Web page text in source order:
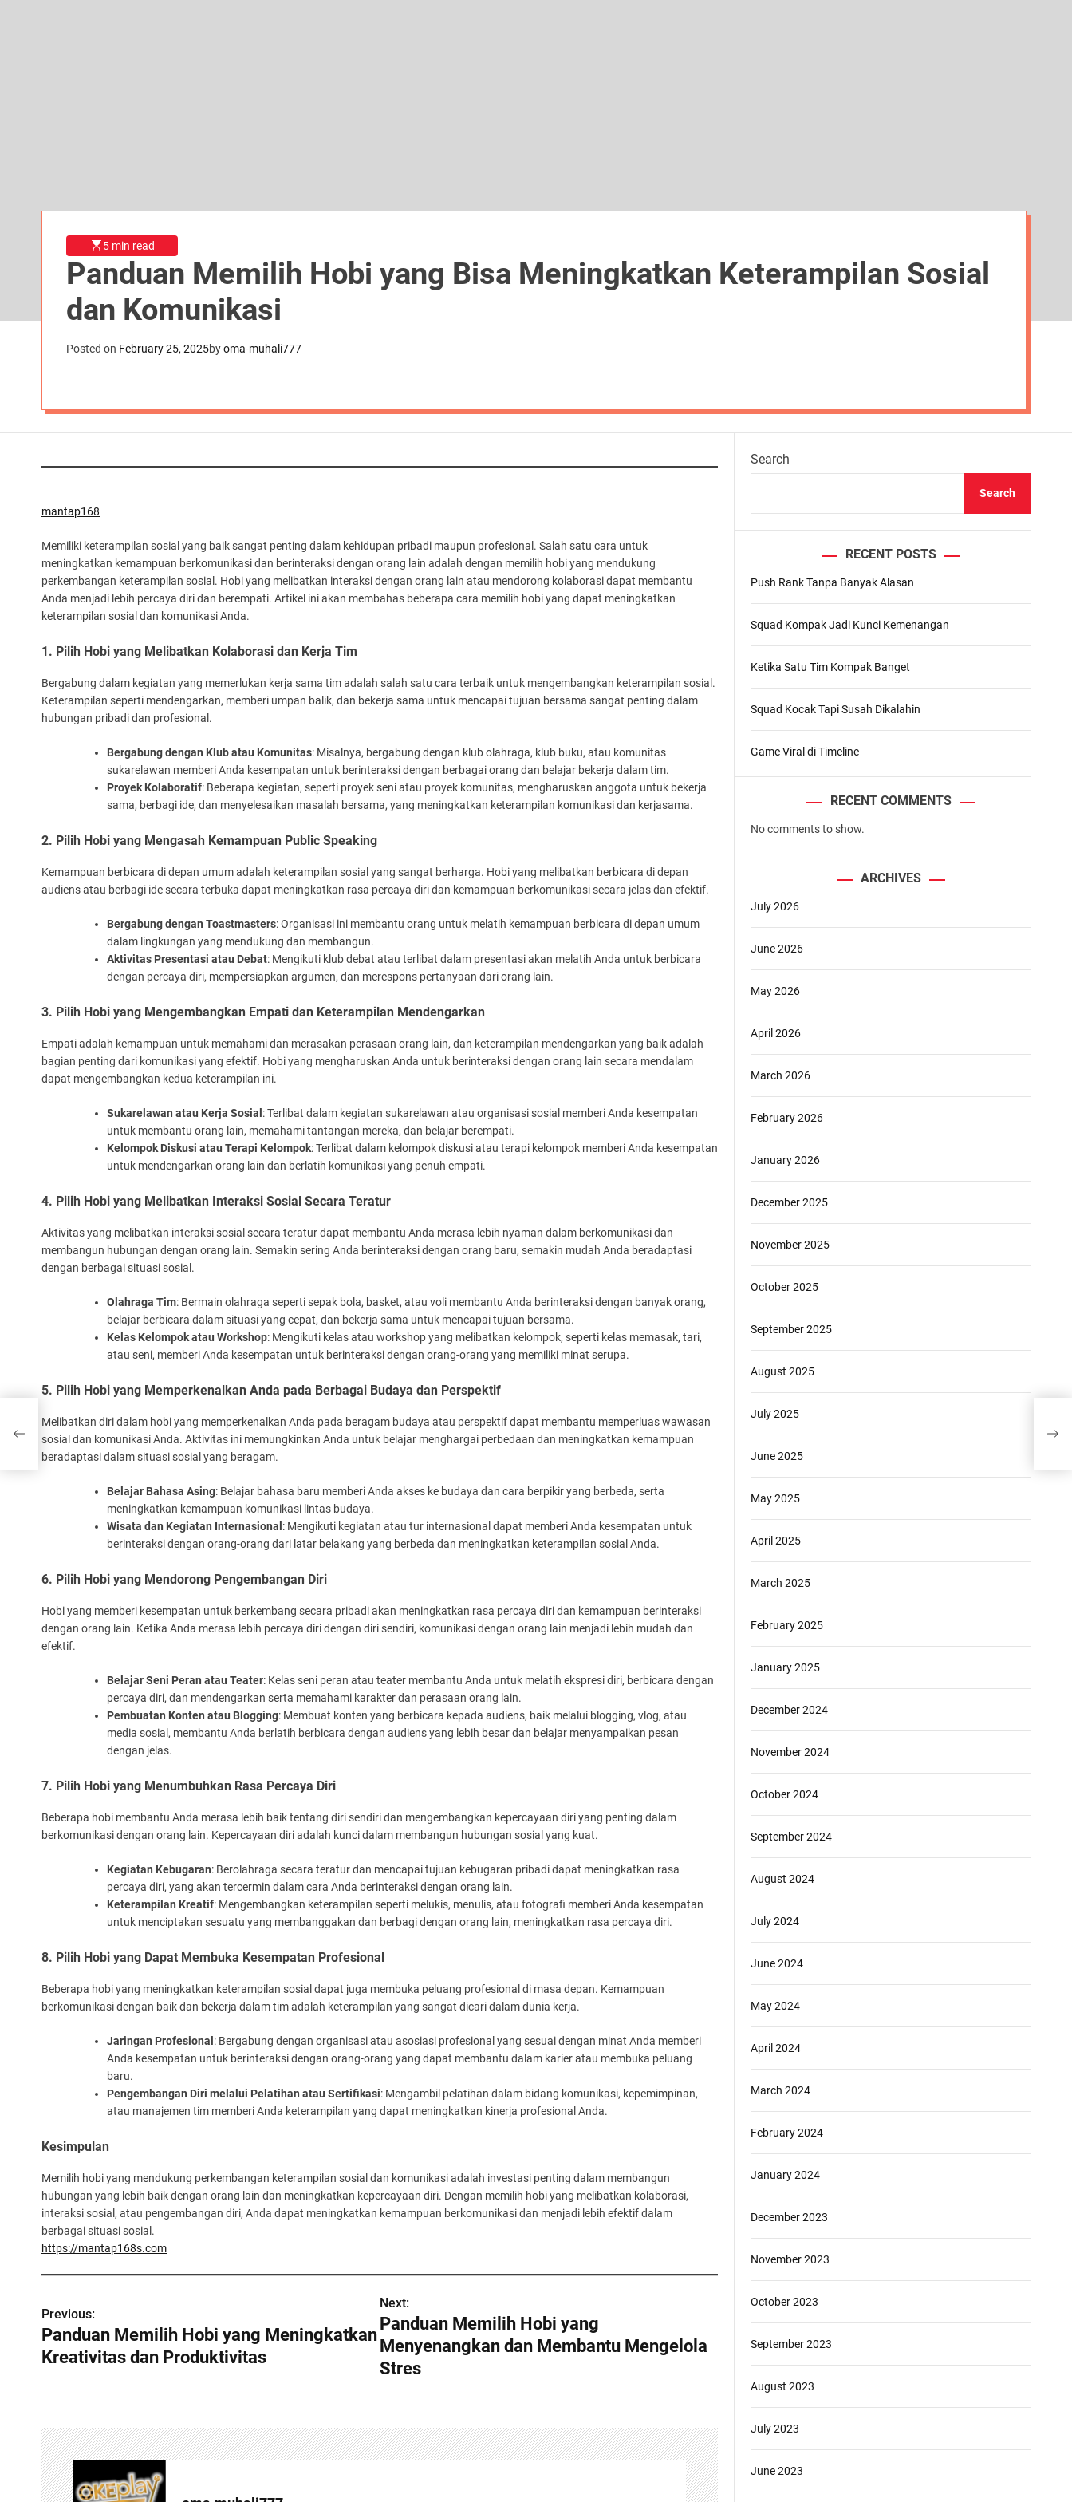
5 min read
Panduan Memilih Hobi yang Bisa Meningkatkan Keterampilan Sosial
dan Komunikasi
Posted on February 25, 2025byoma-muhali777
mantap168
Memiliki keterampilan sosial yang baik sangat penting dalam kehidupan pribadi maupun profesional. Salah satu cara untuk
meningkatkan kemampuan berkomunikasi dan berinteraksi dengan orang lain adalah dengan memilih hobi yang mendukung
perkembangan keterampilan sosial. Hobi yang melibatkan interaksi dengan orang lain atau mendorong kolaborasi dapat membantu
Anda menjadi lebih percaya diri dan berempati. Artikel ini akan membahas beberapa cara memilih hobi yang dapat meningkatkan
keterampilan sosial dan komunikasi Anda.
1. Pilih Hobi yang Melibatkan Kolaborasi dan Kerja Tim
Bergabung dalam kegiatan yang memerlukan kerja sama tim adalah salah satu cara terbaik untuk mengembangkan keterampilan sosial.
Keterampilan seperti mendengarkan, memberi umpan balik, dan bekerja sama untuk mencapai tujuan bersama sangat penting dalam
hubungan pribadi dan profesional.
Bergabung dengan Klub atau Komunitas: Misalnya, bergabung dengan klub olahraga, klub buku, atau komunitas
sukarelawan memberi Anda kesempatan untuk berinteraksi dengan berbagai orang dan belajar bekerja dalam tim.
Proyek Kolaboratif: Beberapa kegiatan, seperti proyek seni atau proyek komunitas, mengharuskan anggota untuk bekerja
sama, berbagi ide, dan menyelesaikan masalah bersama, yang meningkatkan keterampilan komunikasi dan kerjasama.
2. Pilih Hobi yang Mengasah Kemampuan Public Speaking
Kemampuan berbicara di depan umum adalah keterampilan sosial yang sangat berharga. Hobi yang melibatkan berbicara di depan
audiens atau berbagi ide secara terbuka dapat meningkatkan rasa percaya diri dan kemampuan berkomunikasi secara jelas dan efektif.
Bergabung dengan Toastmasters: Organisasi ini membantu orang untuk melatih kemampuan berbicara di depan umum
dalam lingkungan yang mendukung dan membangun.
Aktivitas Presentasi atau Debat: Mengikuti klub debat atau terlibat dalam presentasi akan melatih Anda untuk berbicara
dengan percaya diri, mempersiapkan argumen, dan merespons pertanyaan dari orang lain.
3. Pilih Hobi yang Mengembangkan Empati dan Keterampilan Mendengarkan
Empati adalah kemampuan untuk memahami dan merasakan perasaan orang lain, dan keterampilan mendengarkan yang baik adalah
bagian penting dari komunikasi yang efektif. Hobi yang mengharuskan Anda untuk berinteraksi dengan orang lain secara mendalam
dapat mengembangkan kedua keterampilan ini.
Sukarelawan atau Kerja Sosial : Terlibat dalam kegiatan sukarelawan atau organisasi sosial memberi Anda kesempatan
untuk membantu orang lain, memahami tantangan mereka, dan belajar berempati.
Kelompok Diskusi atau Terapi Kelompok: Terlibat dalam kelompok diskusi atau terapi kelompok memberi Anda kesempatan
untuk mendengarkan orang lain dan berlatih komunikasi yang penuh empati.
4. Pilih Hobi yang Melibatkan Interaksi Sosial Secara Teratur
Aktivitas yang melibatkan interaksi sosial secara teratur dapat membantu Anda merasa lebih nyaman dalam berkomunikasi dan
membangun hubungan dengan orang lain. Semakin sering Anda berinteraksi dengan orang baru, semakin mudah Anda beradaptasi
dengan berbagai situasi sosial.
Olahraga Tim: Bermain olahraga seperti sepak bola, basket, atau voli membantu Anda berinteraksi dengan banyak orang,
belajar berbicara dalam situasi yang cepat, dan bekerja sama untuk mencapai tujuan bersama.
Kelas Kelompok atau Workshop: Mengikuti kelas atau workshop yang melibatkan kelompok, seperti kelas memasak, tari,
atau seni, memberi Anda kesempatan untuk berinteraksi dengan orang-orang yang memiliki minat serupa.
5. Pilih Hobi yang Memperkenalkan Anda pada Berbagai Budaya dan Perspektif
Melibatkan diri dalam hobi yang memperkenalkan Anda pada beragam budaya atau perspektif dapat membantu memperluas wawasan
sosial dan komunikasi Anda. Aktivitas ini memungkinkan Anda untuk belajar menghargai perbedaan dan meningkatkan kemampuan
beradaptasi dalam situasi sosial yang beragam.
Belajar Bahasa Asing: Belajar bahasa baru memberi Anda akses ke budaya dan cara berpikir yang berbeda, serta
meningkatkan kemampuan komunikasi lintas budaya.
Wisata dan Kegiatan Internasional : Mengikuti kegiatan atau tur internasional dapat memberi Anda kesempatan untuk
berinteraksi dengan orang-orang dari latar belakang yang berbeda dan meningkatkan keterampilan sosial Anda.
6. Pilih Hobi yang Mendorong Pengembangan Diri
Hobi yang memberi kesempatan untuk berkembang secara pribadi akan meningkatkan rasa percaya diri dan kemampuan berinteraksi
dengan orang lain. Ketika Anda merasa lebih percaya diri dengan diri sendiri, komunikasi dengan orang lain menjadi lebih mudah dan
efektif.
Belajar Seni Peran atau Teater: Kelas seni peran atau teater membantu Anda untuk melatih ekspresi diri, berbicara dengan
percaya diri, dan mendengarkan serta memahami karakter dan perasaan orang lain.
Pembuatan Konten atau Blogging: Membuat konten yang berbicara kepada audiens, baik melalui blogging, vlog, atau
media sosial, membantu Anda berlatih berbicara dengan audiens yang lebih besar dan belajar menyampaikan pesan
dengan jelas.
7. Pilih Hobi yang Menumbuhkan Rasa Percaya Diri
Beberapa hobi membantu Anda merasa lebih baik tentang diri sendiri dan mengembangkan kepercayaan diri yang penting dalam
berkomunikasi dengan orang lain. Kepercayaan diri adalah kunci dalam membangun hubungan sosial yang kuat.
Kegiatan Kebugaran: Berolahraga secara teratur dan mencapai tujuan kebugaran pribadi dapat meningkatkan rasa
percaya diri, yang akan tercermin dalam cara Anda berinteraksi dengan orang lain.
Keterampilan Kreatif: Mengembangkan keterampilan seperti melukis, menulis, atau fotografi memberi Anda kesempatan
untuk menciptakan sesuatu yang membanggakan dan berbagi dengan orang lain, meningkatkan rasa percaya diri.
8. Pilih Hobi yang Dapat Membuka Kesempatan Profesional
Beberapa hobi yang meningkatkan keterampilan sosial dapat juga membuka peluang profesional di masa depan. Kemampuan
berkomunikasi dengan baik dan bekerja dalam tim adalah keterampilan yang sangat dicari dalam dunia kerja.
Jaringan Profesional : Bergabung dengan organisasi atau asosiasi profesional yang sesuai dengan minat Anda memberi
Anda kesempatan untuk berinteraksi dengan orang-orang yang dapat membantu dalam karier atau membuka peluang
baru.
Pengembangan Diri melalui Pelatihan atau Sertifikasi: Mengambil pelatihan dalam bidang komunikasi, kepemimpinan,
atau manajemen tim memberi Anda keterampilan yang dapat meningkatkan kinerja profesional Anda.
Kesimpulan
Memilih hobi yang mendukung perkembangan keterampilan sosial dan komunikasi adalah investasi penting dalam membangun
hubungan yang lebih baik dengan orang lain dan meningkatkan kepercayaan diri. Dengan memilih hobi yang melibatkan kolaborasi,
interaksi sosial, atau pengembangan diri, Anda dapat meningkatkan kemampuan berkomunikasi dan menjadi lebih efektif dalam
berbagai situasi sosial.
https://mantap168s.com
P
o
s
n
a
v
Previous:
Panduan Memilih Hobi yang Meningkatkan
Kreativitas dan Produktivitas
Next:
Panduan Memilih Hobi yang
Menyenangkan dan Membantu Mengelola
Stres
Search
Search
RECENT POSTS
Push Rank Tanpa Banyak Alasan
Squad Kompak Jadi Kunci Kemenangan
Ketika Satu Tim Kompak Banget
Squad Kocak Tapi Susah Dikalahin
Game Viral di Timeline
RECENT COMMENTS
No comments to show.
ARCHIVES
July 2026
June 2026
May 2026
April 2026
March 2026
February 2026
January 2026
December 2025
November 2025
October 2025
September 2025
August 2025
July 2025
June 2025
May 2025
April 2025
March 2025
February 2025
January 2025
December 2024
November 2024
October 2024
September 2024
August 2024
July 2024
June 2024
May 2024
April 2024
March 2024
February 2024
January 2024
December 2023
November 2023
October 2023
September 2023
August 2023
July 2023
June 2023